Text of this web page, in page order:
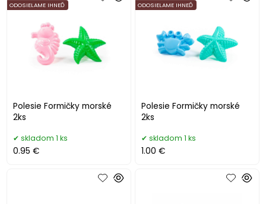
Polesie Formičky morské
2ks
ODOSIELAME IHNEĎ
skladom 1 ks
0.95 €
Polesie Formičky morské
2ks
ODOSIELAME IHNEĎ
skladom 1 ks
1.00 €